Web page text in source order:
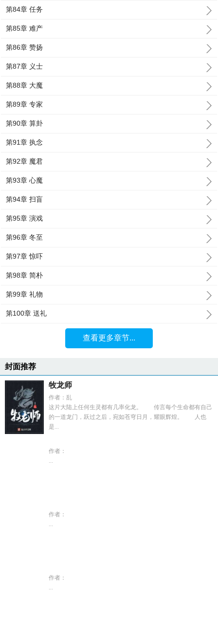
第84章 任务
第85章 难产
第86章 赞扬
第87章 义士
第88章 大魔
第89章 专家
第90章 算卦
第91章 执念
第92章 魔君
第93章 心魔
第94章 扫盲
第95章 演戏
第96章 冬至
第97章 惊吓
第98章 简朴
第99章 礼物
第100章 送礼
查看更多章节...
封面推荐
牧龙师
作者：乱
这片大陆上任何生灵都有几率化龙。 传言每个生命都有自己
的一道龙门，跃过之后，宛如苍穹日月，耀眼辉煌。 人也
是...
作者：
...
作者：
...
作者：
...